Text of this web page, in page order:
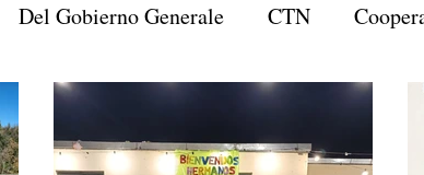
Del Gobierno Generale CTN
Pablo Filipinas-Australia-Saipan-